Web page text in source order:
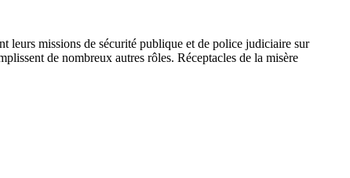
leurs missions de sécurité publique et de police judiciaire sur
de nombreux autres rôles. Réceptacles de la misère